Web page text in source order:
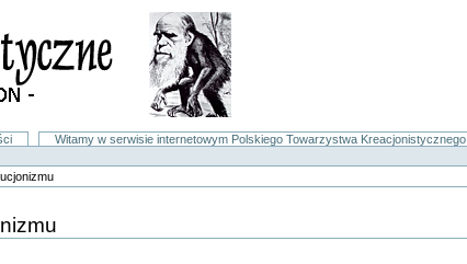
Witamy w serwisie internetowym Polskiego Towarzystwa Kreacjonistycznego